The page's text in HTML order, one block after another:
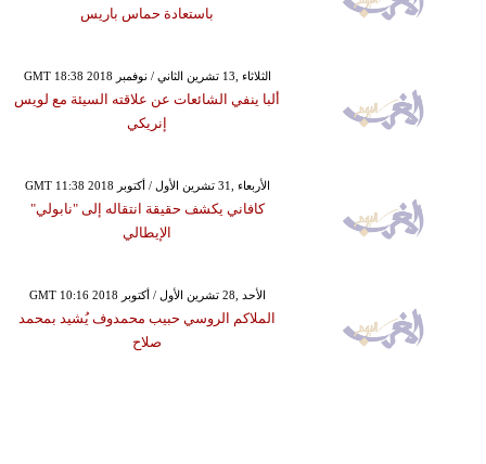
باستعادة حماس باريس
GMT 18:38 2018 الثلاثاء ,13 تشرين الثاني / نوفمبر
ألبا ينفي الشائعات عن علاقته السيئة مع لويس
إنريكي
GMT 11:38 2018 الأربعاء ,31 تشرين الأول / أكتوبر
كافاني يكشف حقيقة انتقاله إلى "نابولي"
الإيطالي
GMT 10:16 2018 الأحد ,28 تشرين الأول / أكتوبر
الملاكم الروسي حبيب محمدوف يُشيد بمحمد
صلاح